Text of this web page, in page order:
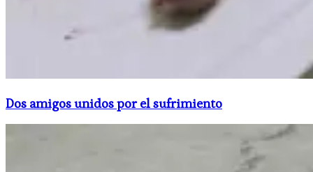
Dos amigos unidos por el sufrimiento